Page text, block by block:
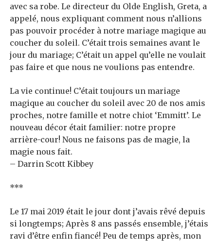
avec sa robe. Le directeur du Olde English, Greta, a
appelé, nous expliquant comment nous n’allions
pas pouvoir procéder à notre mariage magique au
coucher du soleil. C’était trois semaines avant le
jour du mariage; C’était un appel qu’elle ne voulait
pas faire et que nous ne voulions pas entendre.
La vie continue! C’était toujours un mariage
magique au coucher du soleil avec 20 de nos amis
proches, notre famille et notre chiot ‘Emmitt’. Le
nouveau décor était familier: notre propre
arrière-cour! Nous ne faisons pas de magie, la
magie nous fait.
– Darrin Scott Kibbey
***
Le 17 mai 2019 était le jour dont j’avais rêvé depuis
si longtemps; Après 8 ans passés ensemble, j’étais
ravi d’être enfin fiancé! Peu de temps après, mon